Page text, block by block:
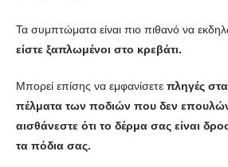
Τα συμπτώματα είναι πιο πιθανό να
είστε ξαπλωμένοι στο κρεβάτι.
Μπορεί επίσης να εμφανίσετε πληγές
πέλματα των ποδιών που δεν
αισθάνεστε ότι το δέρμα σας είναι
τα πόδια σας.